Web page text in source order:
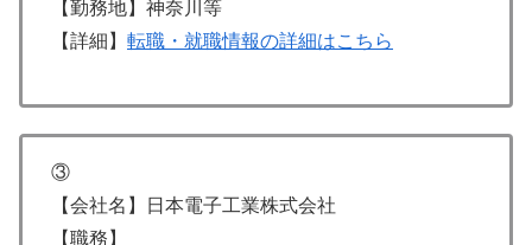
【勤務地】神奈川等
【詳細】 転職・就職情報の詳細はこちら
③
【会社名】日本電子工業株式会社
【職務】